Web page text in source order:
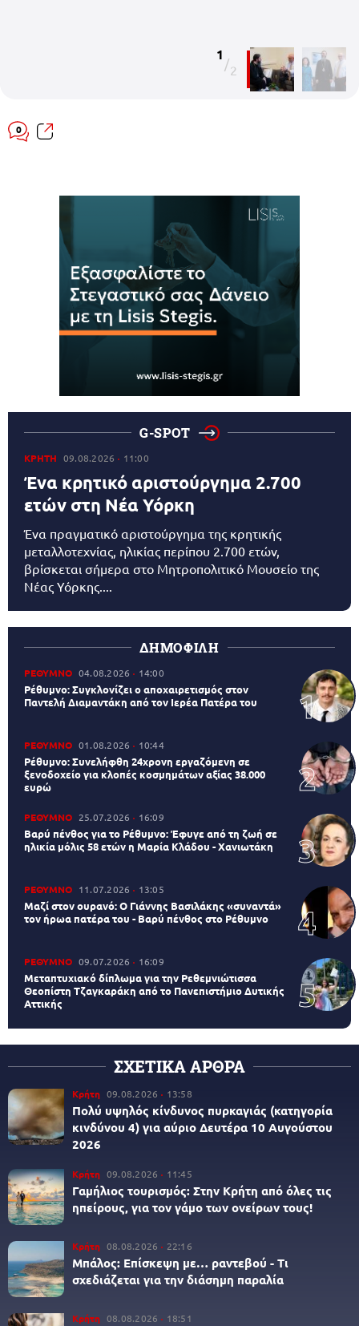
1
/2
0
G-SPOT
ΚΡΗΤΗ 09.08.2026 11:00
Ένα κρητικό αριστούργημα 2.700
ετών στη Νέα Υόρκη
Ένα πραγματικό αριστούργημα της κρητικής
μεταλλοτεχνίας, ηλικίας περίπου 2.700 ετών,
βρίσκεται σήμερα στο Μητροπολιτικό Μουσείο της
Νέας Υόρκης....
ΔΗΜΟΦΙΛΗ
ΡΕΘΥΜΝΟ 04.08.2026 14:00
Ρέθυμνο: Συγκλονίζει ο αποχαιρετισμός στον
Παντελή Διαμαντάκη από τον Ιερέα Πατέρα του
ΡΕΘΥΜΝΟ 01.08.2026 10:44
Ρέθυμνο: Συνελήφθη 24χρονη εργαζόμενη σε
ξενοδοχείο για κλοπές κοσμημάτων αξίας 38.000
ευρώ
ΡΕΘΥΜΝΟ 25.07.2026 16:09
Βαρύ πένθος για το Ρέθυμνο: Έφυγε από τη ζωή σε
ηλικία μόλις 58 ετών η Μαρία Κλάδου - Χανιωτάκη
ΡΕΘΥΜΝΟ 11.07.2026 13:05
Μαζί στον ουρανό: Ο Γιάννης Βασιλάκης «συναντά»
τον ήρωα πατέρα του - Βαρύ πένθος στο Ρέθυμνο
ΡΕΘΥΜΝΟ 09.07.2026 16:09
Μεταπτυχιακό δίπλωμα για την Ρεθεμνιώτισσα
Θεοπίστη Τζαγκαράκη από το Πανεπιστήμιο Δυτικής
Αττικής
ΣΧΕΤΙΚΑ ΑΡΘΡΑ
Κρήτη 09.08.2026 13:58
Πολύ υψηλός κίνδυνος πυρκαγιάς (κατηγορία
κινδύνου 4) για αύριο Δευτέρα 10 Αυγούστου
2026
Κρήτη 09.08.2026 11:45
Γαμήλιος τουρισμός: Στην Κρήτη από όλες τις
ηπείρους, για τον γάμο των ονείρων τους!
Κρήτη 08.08.2026 22:16
Μπάλος: Επίσκεψη με… ραντεβού - Τι
σχεδιάζεται για την διάσημη παραλία
Κρήτη 08.08.2026 18:51